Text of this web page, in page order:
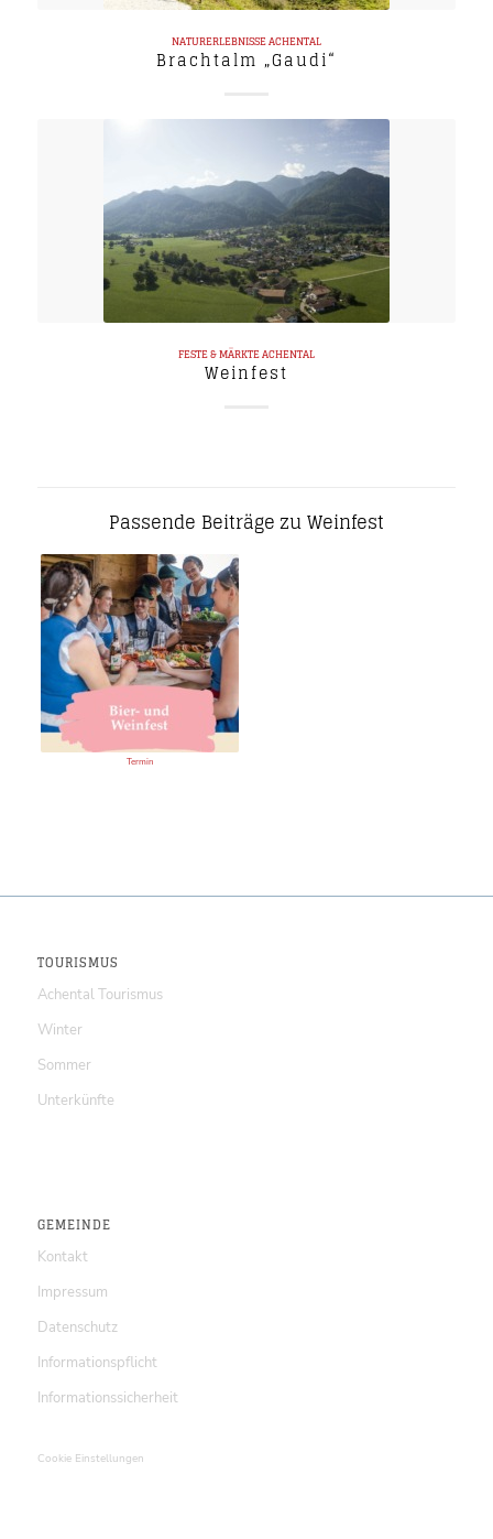
NATURERLEBNISSEACHENTAL
Brachtalm „Gaudi“
FESTE & MÄRKTEACHENTAL
Weinfest
Passende Beiträge zu Weinfest
Termin
TOURISMUS
Achental Tourismus
Winter
Sommer
Unterkünfte
GEMEINDE
Kontakt
Impressum
Datenschutz
Informationspflicht
Informationssicherheit
Cookie Einstellungen